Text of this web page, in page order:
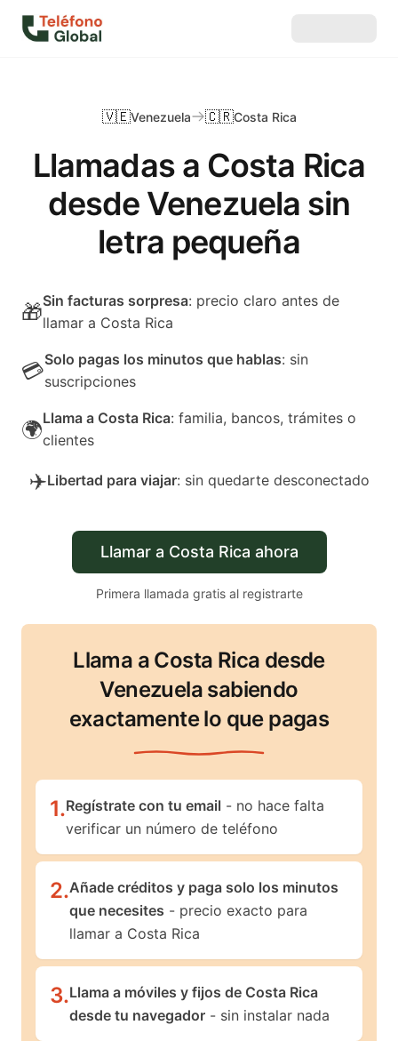
Llamadas a Costa Rica
desde Venezuela sin
letra pequeña
🇻🇪Venezuela 🇨🇷Costa Rica
🎁Sin facturas sorpresa: precio claro antes de
llamar a Costa Rica
💳Solo pagas los minutos que hablas: sin
suscripciones
🌍Llama a Costa Rica: familia, bancos, trámites o
clientes
✈️Libertad para viajar: sin quedarte desconectado
Llamar a Costa Rica ahora
Primera llamada gratis al registrarte
Llama a Costa Rica desde
Venezuela sabiendo
exactamente lo que pagas
1.Regístrate con tu email - no hace falta
verificar un número de teléfono
2.Añade créditos y paga solo los minutos
que necesites - precio exacto para
llamar a Costa Rica
3.Llama a móviles y fijos de Costa Rica
desde tu navegador - sin instalar nada